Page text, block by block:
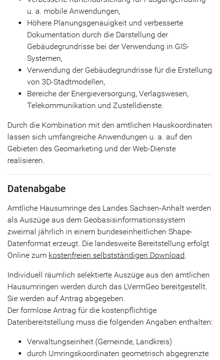
u. a. mobile Anwendungen,
Höhere Planungsgenauigkeit und verbesserte
Dokumentation durch die Darstellung der
Gebäudegrundrisse bei der Verwendung in GIS-
Systemen,
Verwendung der Gebäudegrundrisse für die Erstellung
von 3D-Stadtmodellen,
Bereiche der Energieversorgung, Verlagswesen,
Telekommunikation und Zustelldienste.
Durch die Kombination mit den amtlichen Hauskoordinaten
lassen sich umfangreiche Anwendungen u. a. auf den
Gebieten des Geomarketing und der Web-Dienste
realisieren.
Datenabgabe
Amtliche Hausumringe des Landes Sachsen-Anhalt werden
als Auszüge aus dem Geobasisinformationssystem
zweimal jährlich in einem bundeseinheitlichen Shape-
Datenformat erzeugt. Die landesweite Bereitstellung erfolgt
Online zum kostenfreien selbstständigen Download.
Individuell räumlich selektierte Auszüge aus den amtlichen
Hausumringen werden durch das LVermGeo bereitgestellt.
Sie werden auf Antrag abgegeben.
Der formlose Antrag für die kostenpflichtige
Datenbereitstellung muss die folgenden Angaben enthalten:
Verwaltungseinheit (Gemeinde, Landkreis)
durch Umringskoordinaten geometrisch abgegrenzte